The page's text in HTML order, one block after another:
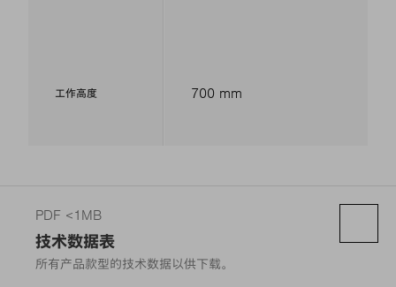
工作高度 700 mm
PDF <1MB
技术数据表
所有产品款型的技术数据以供下载。